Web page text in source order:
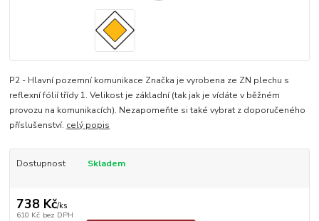
P2 - Hlavní pozemní komunikace Značka je vyrobena ze ZN plechu s
reflexní fólií třídy 1. Velikost je základní (tak jak je vídáte v běžném
provozu na komunikacích). Nezapomeňte si také vybrat z doporučeného
příslušenství. celý popis
Dostupnost Skladem
738 Kč/ks
610 Kč bez DPH